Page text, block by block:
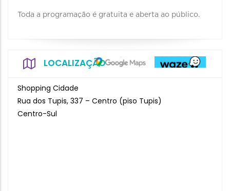
Toda a programação é gratuita e aberta ao público.
LOCALIZAÇÃO
Shopping Cidade
Rua dos Tupis, 337 – Centro (piso Tupis)
Centro-Sul